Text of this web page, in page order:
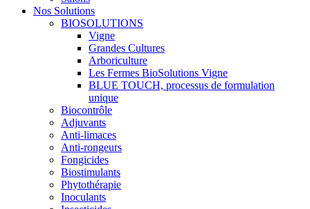
Nos Solutions
BIOSOLUTIONS
Vigne
Grandes Cultures
Arboriculture
Les Fermes BioSolutions Vigne
BLUE TOUCH, processus de formulation
unique
Biocontrôle
Adjuvants
Anti-limaces
Anti-rongeurs
Fongicides
Biostimulants
Phytothérapie
Inoculants